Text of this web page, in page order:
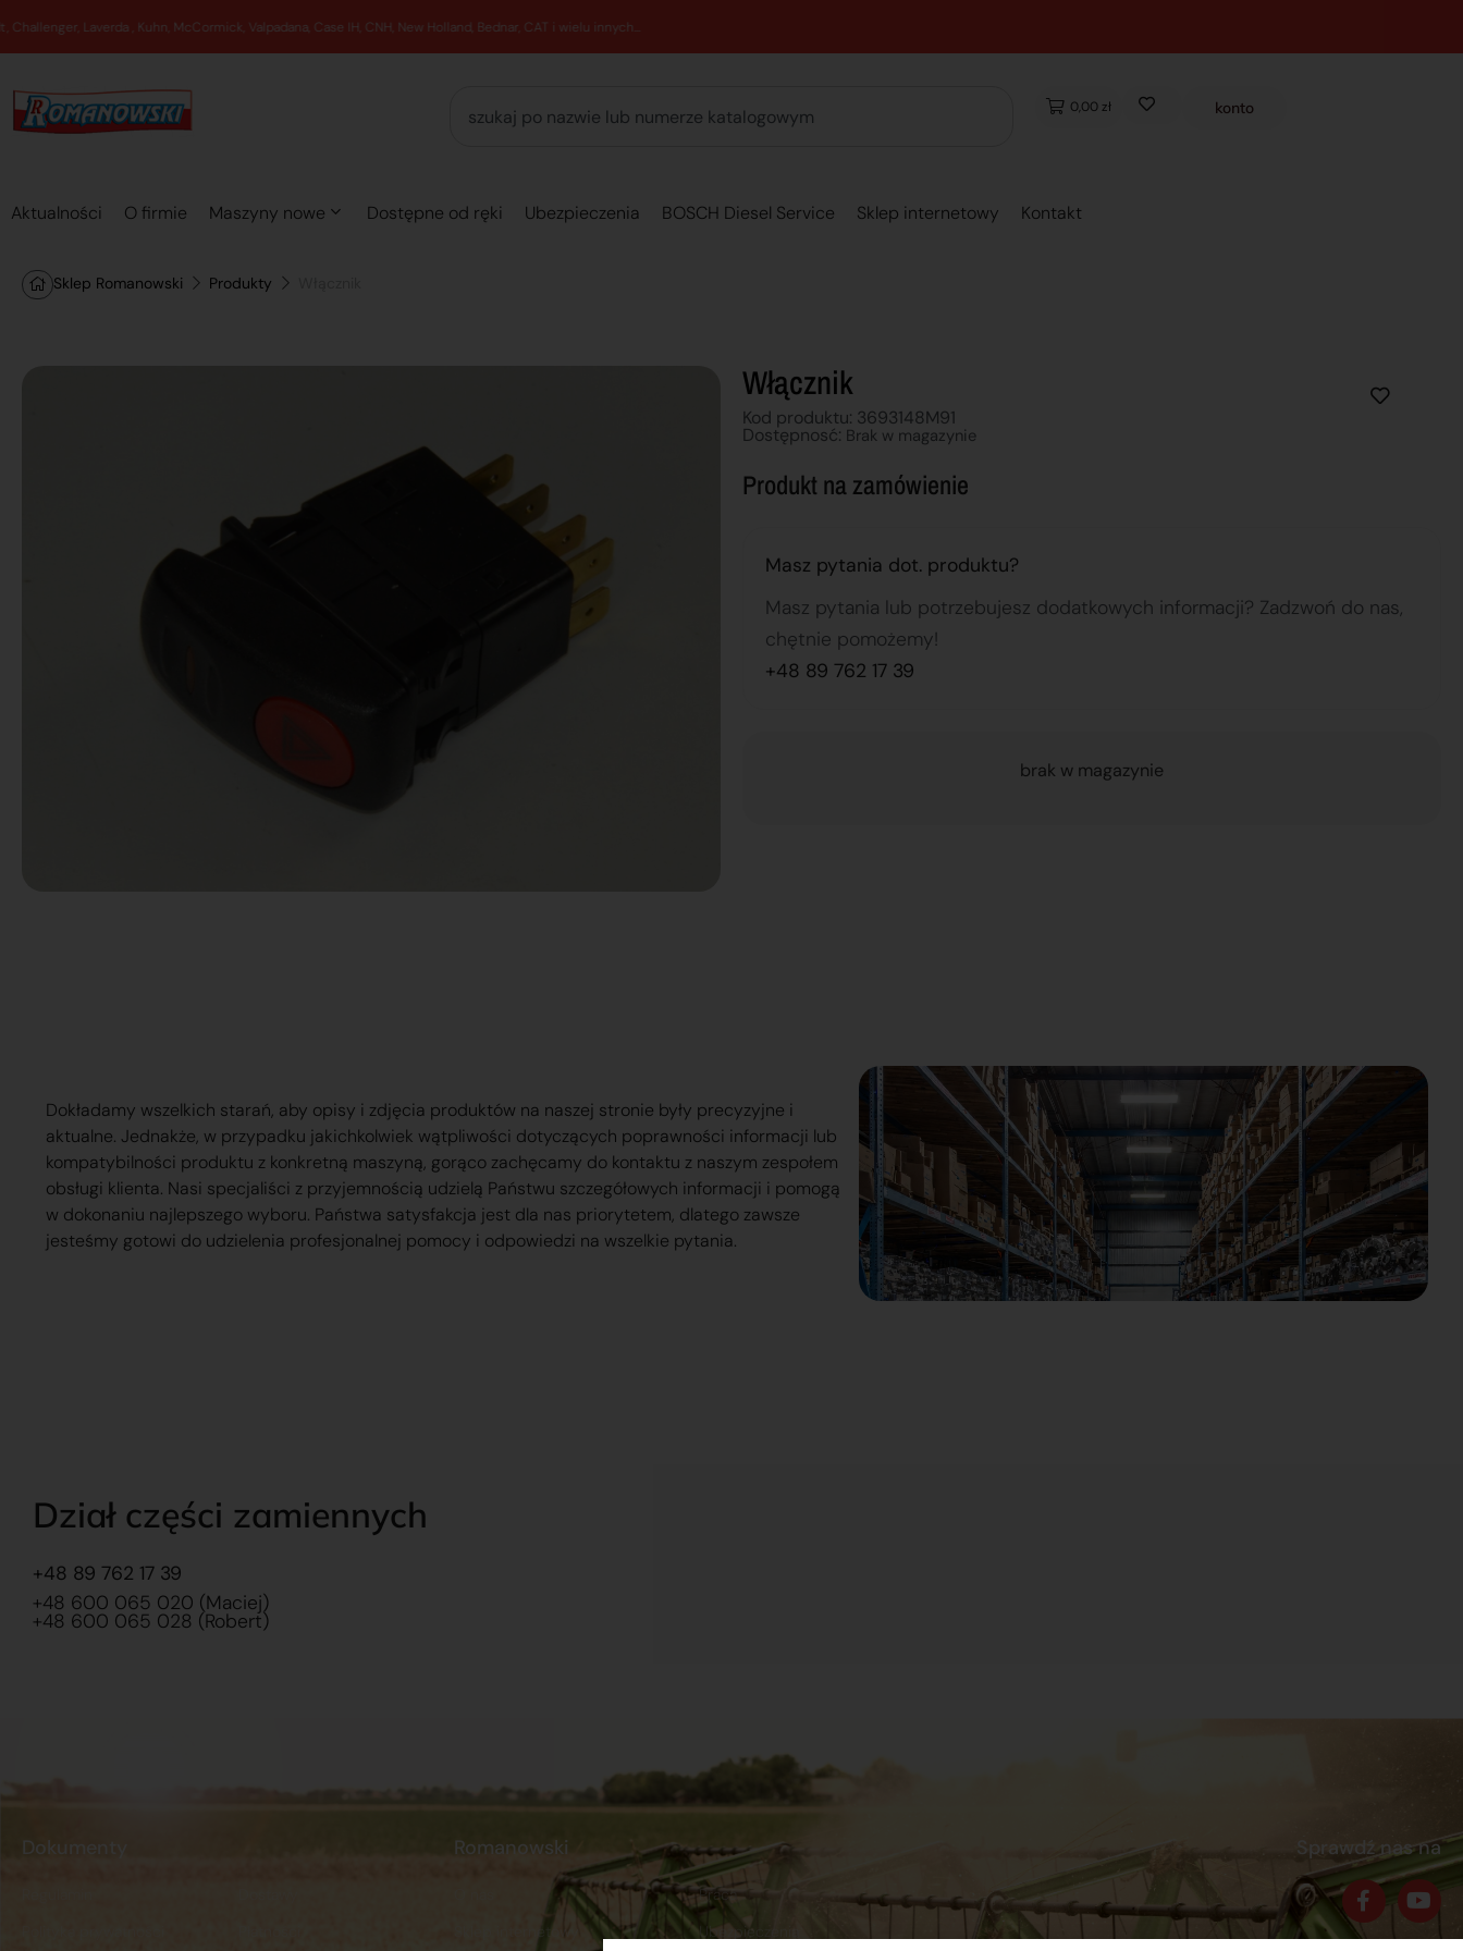
89 762 00 69 - Pomoc zakupowa 7:00 - 16:00
0,00 zł konto
Aktualności O firmie Maszyny nowe Dostępne od ręki Ubezpieczenia BOSCH Diesel Service Sklep internetowy Kontakt
Sklep Romanowski Produkty
Włącznik
Kod produktu: 3693148M91
Dostępnosć: Brak w magazynie
Produkt na zamówienie
Masz pytania dot. produktu?
Masz pytania lub potrzebujesz dodatkowych informacji? Zadzwoń do nas,
chętnie pomożemy!
+48 89 762 17 39
brak w magazynie
Dokładamy wszelkich starań, aby opisy i zdjęcia produktów na naszej stronie były precyzyjne i
aktualne. Jednakże, w przypadku jakichkolwiek wątpliwości dotyczących poprawności informacji lub
kompatybilności produktu z konkretną maszyną, gorąco zachęcamy do kontaktu z naszym zespołem
obsługi klienta. Nasi specjaliści z przyjemnością udzielą Państwu szczegółowych informacji i pomogą
w dokonaniu najlepszego wyboru. Państwa satysfakcja jest dla nas priorytetem, dlatego zawsze
jesteśmy gotowi do udzielenia profesjonalnej pomocy i odpowiedzi na wszelkie pytania.
Dział części zamiennych
+48 89 762 17 39
+48 600 065 020 (Maciej)
+48 600 065 028 (Robert)
Dokumenty Romanowski
Sklep internetowy
Praca
Ubezpieczenia
Sprawdź nas na